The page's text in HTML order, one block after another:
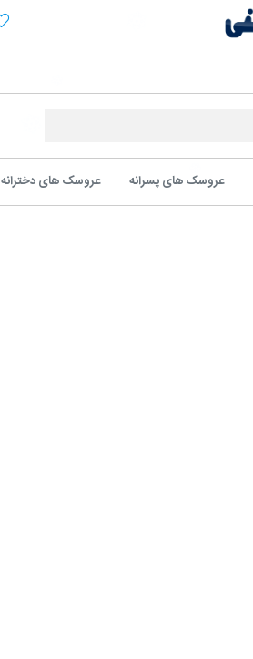
عروسک های پسرانه عروسک های دخترانه